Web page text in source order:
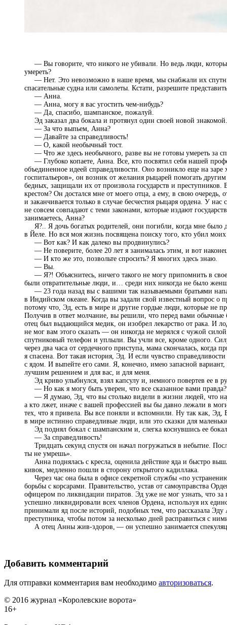
— Вы говорите, что никого не убивали. Но ведь люди,
умереть?
— Нет. Это невозможно в наше время, мы снабжали их
спасательные судна или самолеты. Кстати, разрешите
— Анна.
— Анна, могу я вас угостить чем-нибудь?
— Да, спасибо, шампанское, пожалуй.
Эд заказал два бокала и протянул один своей новой знакомой.
— За что выпьем, Анна?
— Давайте за справедливость!
— О, какой необычный тост.
— Что же здесь необычного, разве вы не готовы умереть за
— Глубоко копаете, Анна. Все, кто посвятил себя нашей
объединенное идеей справедливости. Оно возникло еще на заре
госпитальеров», он возник от желания рыцарей помогать
бедных, защищали их от произвола государств и
крестом? Он достался мне от моего отца, а ему, в свою очередь,
и заканчивается только в случае бесчестия рыцаря ордена. У
не совсем совпадают с теми законами, которые издают
занимаетесь, Анна?
Я?.. Я дочь богатых родителей, они погибли, когда мне было
в Йеле. Но вся моя жизнь посвящена поиску того, кто убил моих
— Вот как? И как далеко вы продвинулись?
— Не поверите, более 20 лет я занималась этим, и вот
— И кто же это, позвольте спросить? Я многих здесь знаю.
— Вы.
— Я?! Объяснитесь, ничего такого не могу припомнить в
были отвратительные люди, и… среди них никогда не было
— 23 года назад вы с вашими так называемыми братьями
в Индийском океане. Когда вы задали свой известный вопрос о
потому что, Эд, есть в мире и другие гордые люди, которые не
Получив в ответ молчание, вы решили, что перед вами
отец был выдающийся медик, он изобрел лекарство от рака. И
не мог вам этого сказать — он никогда не мерялся с чужой
спутниковый телефон и уплыли. Вы учли все, кроме одного.
через два часа от сердечного приступа, мама скончалась, когда
я спасена. Вот такая история, Эд. И если чувство
с ядом. И выпейте его сами. Я, конечно, имею запасной вариант,
лучшим решением и для вас, и для меня.
Эд криво улыбнулся, взял капсулу и, немного повертев ее в
— Но как я могу быть уверен, что все сказанное вами
— Я думаю, Эд, что вы столько видели в жизни людей, что
а кто лжет, иначе с вашей профессией вы бы давно лежали в
тех, что я привела. Вы все поняли и вспомнили. Ну так как, Эд,
в мире истинно справедливые люди, или это сказки для
Эд поднял бокал с шампанским и, слегка коснувшись ее
— За справедливость!
Тридцать секунд спустя он начал погружаться в небытие.
ты не умрешь».
Анна поднялась с кресла, оценила действие яда и быстро
кивок, медленно пошли в сторону открытого кадиллака.
Через час она была в офисе секретной службы «по
борьбы с корсарами. Правительство, устав от самоуправства
офицером по ликвидации пиратов. Эд уже не мог узнать, что
успешно ликвидировали всех членов Ордена, используя их
принимали яд после историй, подобных тем, что рассказала
преступника, чтобы потом за несколько дней расправиться с
А отец Анны жив‑здоров, — он успешно занимается
Добавить комментарий
Для отправки комментария вам необходимо авторизоваться.
© 2016 журнал «Королевские ворота»
16+